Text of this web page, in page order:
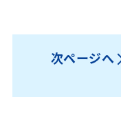
次ページへ